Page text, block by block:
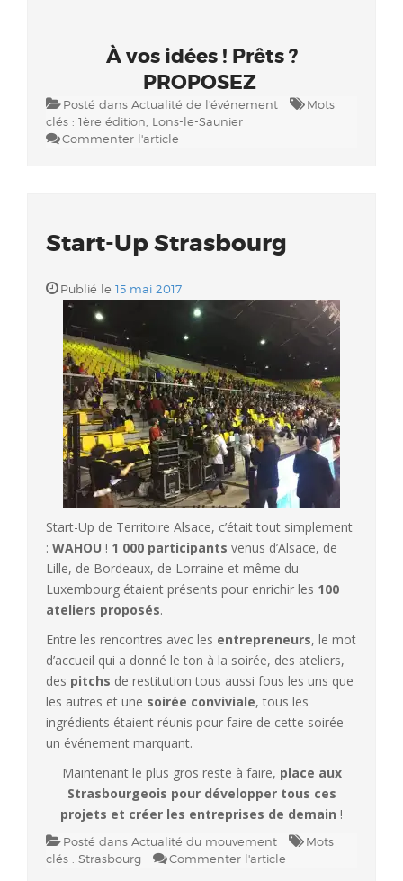
À vos idées ! Prêts ?
PROPOSEZ
Posté dans Actualité de l'événement
Mots
clés : 1ère édition Lons-le-Saunier
Commenter l'article
Start-Up Strasbourg
Publié le 15 mai 2017
Start-Up de Territoire Alsace, c’était tout simplement
: WAHOU ! 1 000 participants venus d’Alsace, de
Lille, de Bordeaux, de Lorraine et même du
Luxembourg étaient présents pour enrichir les 100
ateliers proposés.
Entre les rencontres avec les entrepreneurs, le mot
d’accueil qui a donné le ton à la soirée, des ateliers,
des pitchs de restitution tous aussi fous les uns que
les autres et une soirée conviviale, tous les
ingrédients étaient réunis pour faire de cette soirée
un événement marquant.
Maintenant le plus gros reste à faire, place aux
Strasbourgeois pour développer tous ces
projets et créer les entreprises de demain !
Posté dans Actualité du mouvement
Mots
clés : Strasbourg Commenter l'article